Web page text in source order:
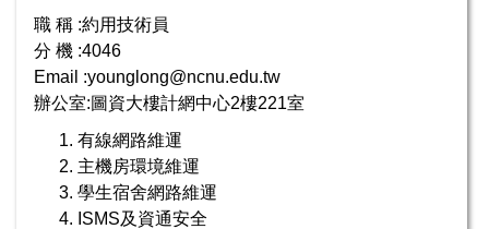
職 稱 :約用技術員
分 機 :4046
Email :younglong@ncnu.edu.tw
辦公室:圖資大樓計網中心2樓221室
有線網路維運
主機房環境維運
學生宿舍網路維運
ISMS及資通安全